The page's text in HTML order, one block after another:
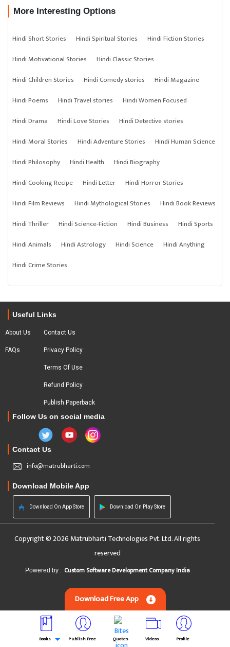
More Interesting Options
Hindi Short Stories Hindi Spiritual Stories
Hindi Fiction Stories
Hindi Motivational Stories
Hindi Classic Stories
Hindi Children Stories
Hindi Comedy stories
Hindi Magazine
Hindi Poems
Hindi Travel stories
Hindi Women Focused
Hindi Drama
Hindi Love Stories
Hindi Detective stories
Hindi Moral Stories
Hindi Adventure Stories
Hindi Human Science
Hindi Philosophy
Hindi Health
Hindi Biography
Hindi Cooking Recipe
Hindi Letter
Hindi Horror Stories
Hindi Film Reviews
Hindi Mythological Stories
Hindi Book Reviews
Hindi Thriller
Hindi Science-Fiction Hindi Business
Hindi Sports
Hindi Animals
Hindi Astrology Hindi Science
Hindi Anything
Hindi Crime Stories
Useful Links
About Us
FAQs
Contact Us
Privacy Policy
Terms Of Use
Refund Policy
Publish Paperback
Follow Us on social media
Contact Us
info@matrubharti.com
Download Mobile App
Download On App Store Download On Play Store
Copyright © 2026 Matrubharti Technologies Pvt. Ltd. All rights
reserved
Powered by : Custom Software Development Company India
Download Free App
Books Publish Free Quotes Videos Profile